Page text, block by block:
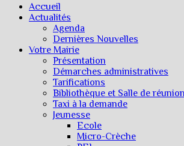
Accueil
Actualités
Agenda
Dernières Nouvelles
Votre Mairie
Présentation
Démarches administratives
Tarifications
Bibliothèque et Salle de réunion
Taxi à la demande
Jeunesse
Ecole
Micro-Crèche